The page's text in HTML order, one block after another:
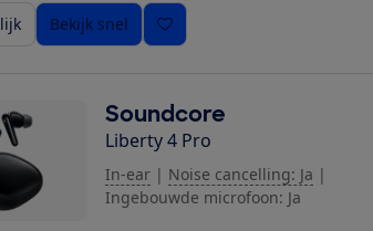
Bekijk snel
Soundcore
Liberty 4 Pro
In-ear | Noise cancelling: Ja |
Ingebouwde microfoon: Ja